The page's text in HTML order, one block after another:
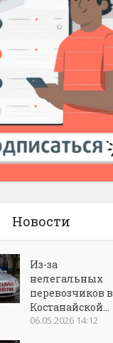
Новости
Из-за
нелегальных
перевозчиков в
Костанайской...
06.05.2026 14:12